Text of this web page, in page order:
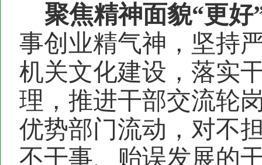
聚焦精神面貌“更好
事创业精气神，坚持
机关文化建设，落实
理，推进干部交流轮
优势部门流动，对不
不干事、 贻误发展的